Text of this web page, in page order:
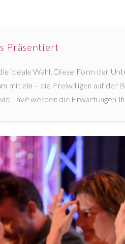
Präsentiert
ideale Wahl. Diese Form der
mit ein – die Freiwilligen auf der
Lavé werden die Erwartungen